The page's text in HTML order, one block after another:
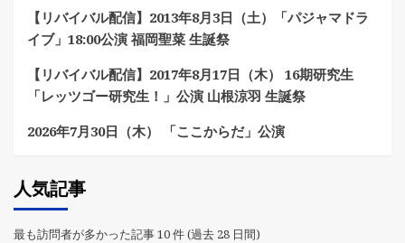
【リバイバル配信】2013年8月3日（土）「パジャマドラ
イブ」18:00公演 福岡聖菜 生誕祭
【リバイバル配信】2017年8月17日（木） 16期研究生
「レッツゴー研究生！」公演 山根涼羽 生誕祭
2026年7月30日（木） 「ここからだ」公演
人気記事
最も訪問者が多かった記事 10 件 (過去 28 日間)